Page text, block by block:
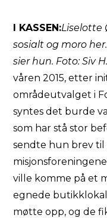
I KASSEN:Liselotte
sosialt og moro
sier hun. Foto: Siv
våren 2015, etter
områdeutvalget i
syntes det burde
som har stå stor
sendte hun brev
ville komme på et
egnede
møtte opp, og de